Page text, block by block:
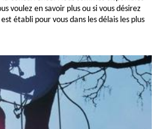
voulez en savoir plus ou si vous désirez
établi pour vous dans les délais les plus